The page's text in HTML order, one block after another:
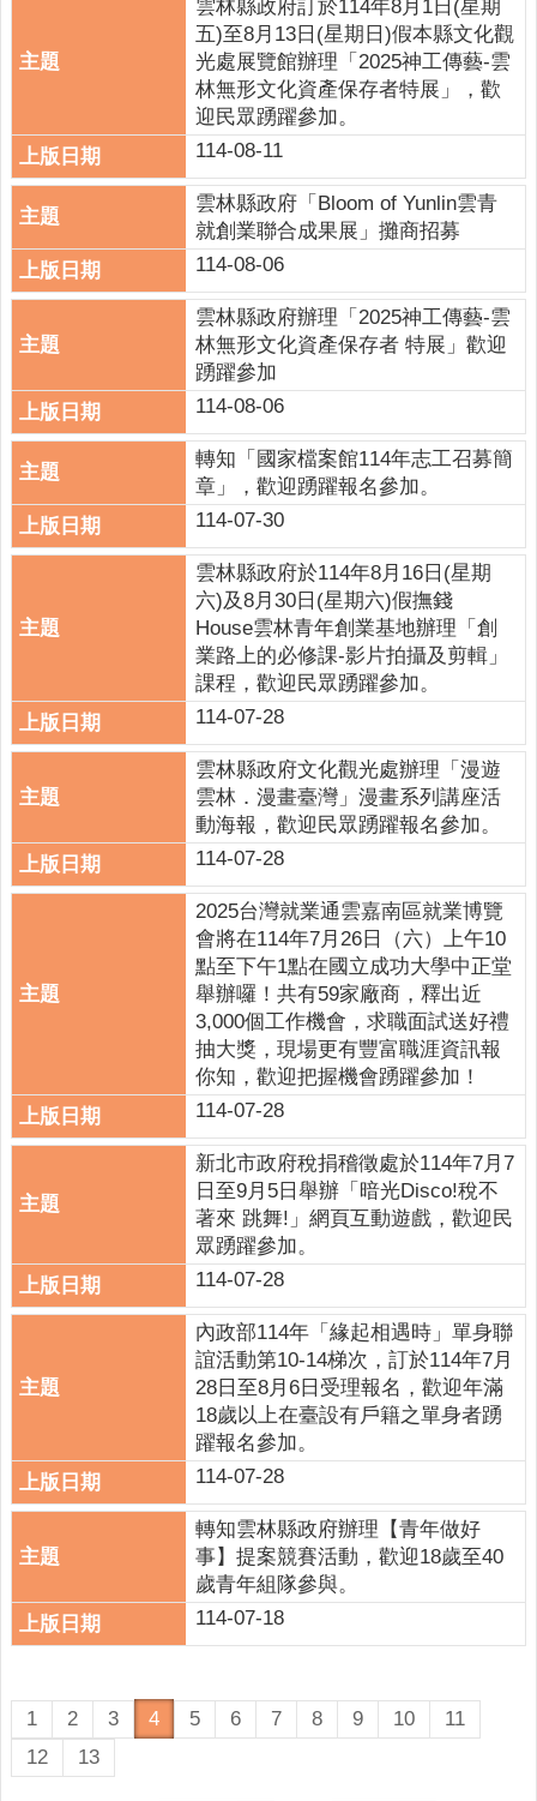
策
安
全
政
策
政
府
網
資
料
開
放
宣
告
雲林縣政府訂於114年8月1日(星期
五)至8月13日(星期日)假本縣文化觀
光處展覽館辦理「2025神工傳藝-雲
林無形文化資產保存者特展」，歡
迎民眾踴躍參加。
114-08-11
雲林縣政府「Bloom of Yunlin雲青
就創業聯合成果展」攤商招募
114-08-06
雲林縣政府辦理「2025神工傳藝-雲
林無形文化資產保存者 特展」歡迎
踴躍參加
114-08-06
轉知「國家檔案館114年志工召募簡
章」，歡迎踴躍報名參加。
114-07-30
雲林縣政府於114年8月16日(星期
六)及8月30日(星期六)假撫錢
House雲林青年創業基地辦理「創
業路上的必修課-影片拍攝及剪輯」
課程，歡迎民眾踴躍參加。
114-07-28
雲林縣政府文化觀光處辦理「漫遊
雲林．漫畫臺灣」漫畫系列講座活
動海報，歡迎民眾踴躍報名參加。
114-07-28
2025台灣就業通雲嘉南區就業博覽
會將在114年7月26日（六）上午10
點至下午1點在國立成功大學中正堂
舉辦囉！共有59家廠商，釋出近
3,000個工作機會，求職面試送好禮
抽大獎，現場更有豐富職涯資訊報
你知，歡迎把握機會踴躍參加！
114-07-28
新北市政府稅捐稽徵處於114年7月7
日至9月5日舉辦「暗光Disco!稅不
著來 跳舞!」網頁互動遊戲，歡迎民
眾踴躍參加。
114-07-28
內政部114年「緣起相遇時」單身聯
誼活動第10-14梯次，訂於114年7月
28日至8月6日受理報名，歡迎年滿
18歲以上在臺設有戶籍之單身者踴
躍報名參加。
114-07-28
轉知雲林縣政府辦理【青年做好
事】提案競賽活動，歡迎18歲至40
歲青年組隊參與。
114-07-18
1 2 3 4 5 6 7 8 9 10
11
12
13